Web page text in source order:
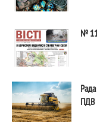
№
ПДВ